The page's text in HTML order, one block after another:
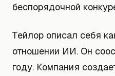
беспорядочной
Тейлор описал себя
отношении ИИ. Он
году. Компания